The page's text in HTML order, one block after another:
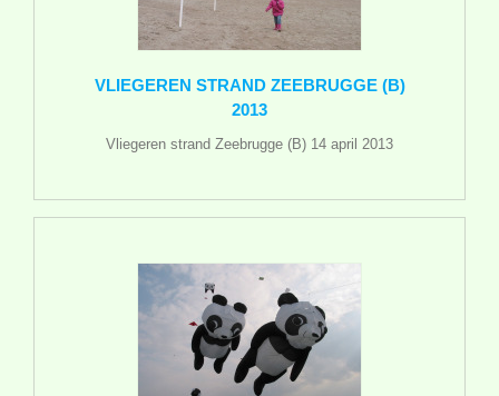
VLIEGEREN STRAND ZEEBRUGGE (B)
2013
Vliegeren strand Zeebrugge (B) 14 april 2013